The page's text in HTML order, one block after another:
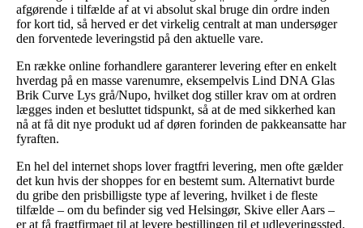
afgørende i tilfælde af at vi absolut skal bruge din ordre inden
for kort tid, så herved er det virkelig centralt at man undersøger
den forventede leveringstid på den aktuelle vare.
En række online forhandlere garanterer levering efter en enkelt
hverdag på en masse varenumre, eksempelvis Lind DNA Glas
Brik Curve Lys grå/Nupo, hvilket dog stiller krav om at ordren
lægges inden et besluttet tidspunkt, så at de med sikkerhed kan
nå at få dit nye produkt ud af døren forinden de pakkeansatte har
fyraften.
En hel del internet shops lover fragtfri levering, men ofte gælder
det kun hvis der shoppes for en bestemt sum. Alternativt burde
du gribe den prisbilligste type af levering, hvilket i de fleste
tilfælde – om du befinder sig ved Helsingør, Skive eller Aars –
er at få fragtfirmaet til at levere bestillingen til et udleveringssted.